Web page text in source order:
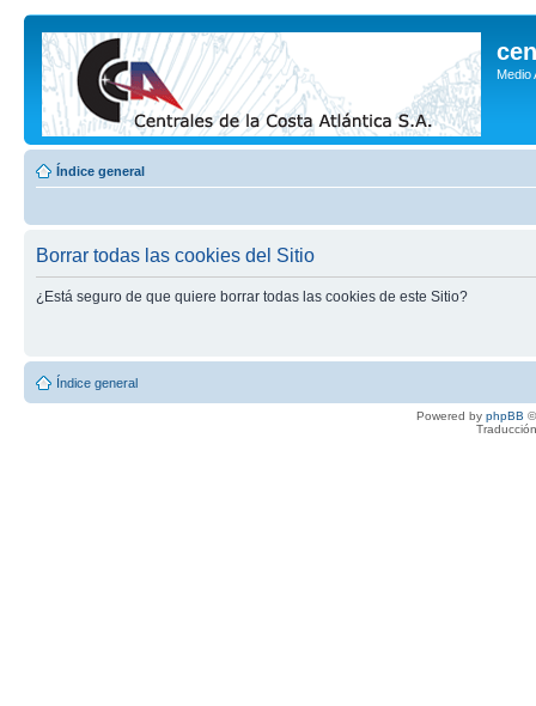
Medio
Índice general
Borrar todas las cookies del Sitio
¿Está seguro de que quiere borrar todas las cookies de este Sitio?
Índice general
Powered by phpBB